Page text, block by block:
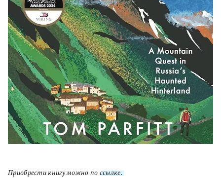
Приобрести книгу можно по ссылке.